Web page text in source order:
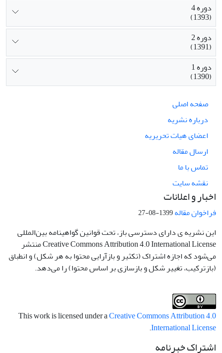
دوره 4
(1393)
دوره 2
(1391)
دوره 1
(1390)
صفحه اصلی
درباره نشریه
اعضای هیات تحریریه
ارسال مقاله
تماس با ما
نقشه سایت
اخبار و اعلانات
فراخوان مقاله1399-08-27
این نشریه ی دارای دسترسی باز، تحت قوانین گواهینامه بین‌المللی
Creative Commons Attribution 4.0 International License منتشر
می‌شود که اجازه اشتراک (تکثیر و بازآرایی محتوا به هر شکل) و انطباق
(بازترکیب، تغییر شکل و بازسازی بر اساس محتوا) را می‌دهد.
This work is licensed under aCreative Commons Attribution 4.0
International License
.
اشتراک خبرنامه